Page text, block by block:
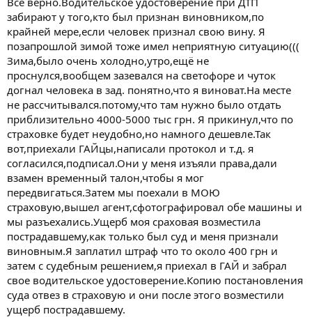
забирают у того,кто был признан виновником,по
крайней мере,если человек признал свою вину. Я
позапрошлой зимой тоже имел неприятную ситуацию(((
Зима,было очень холодно,утро,ещё не
проснулся,вообщем зазевался на светофоре и чуток
догнал человека в зад. понятно,что я виноват.На месте
не рассчитывался.потому,что там нужно было отдать
приблизительно 4000-5000 тыс грн. Я прикинул,что по
страховке будет неудобно,но намного дешевле.Так
вот,приехали ГАЙцы,написали протокол и т.д. я
согласился,подписал.Они у меня изъяли права,дали
взамен временный талон,чтобы я мог
передвигаться.Затем мы поехали в МОЮ
страховую,вышел агент,сфотографировал обе машины и
мы разъехались.Ущерб моя сраховая возместила
пострадавшему,как только был суд и меня признали
виновным.Я заплатил штраф что то около 400 грн и
затем с судебным решением,я приехал в ГАЙ и забрал
свое водительское удостоверение.Копию постановления
суда отвез в страховую и они после этого возместили
ущерб пострадавшему.